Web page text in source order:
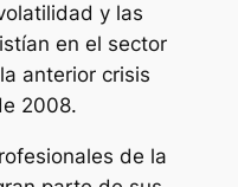
y las
en el sector
anterior crisis
2008.
de la